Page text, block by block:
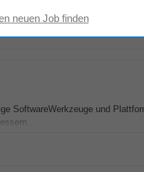
SoftwareWerkzeuge und